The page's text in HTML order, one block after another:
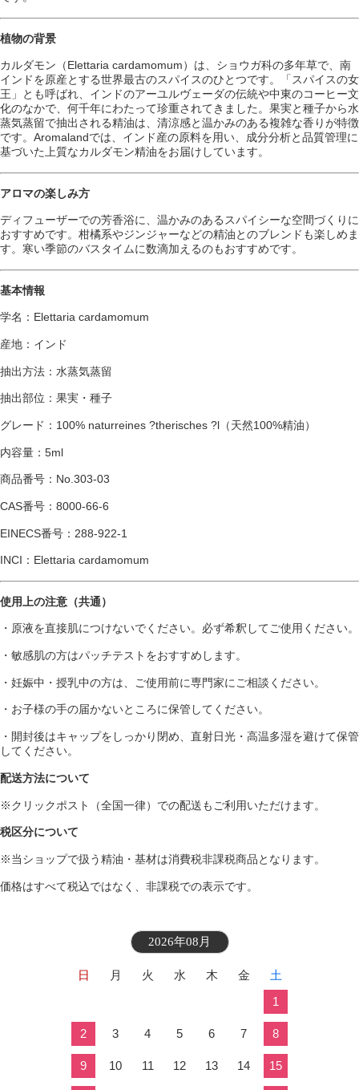
植物の背景
カルダモン（Elettaria cardamomum）は、ショウガ科の多年草で、南
インドを原産とする世界最古のスパイスのひとつです。「スパイスの女
王」とも呼ばれ、インドのアーユルヴェーダの伝統や中東のコーヒー文
化のなかで、何千年にわたって珍重されてきました。果実と種子から水
蒸気蒸留で抽出される精油は、清涼感と温かみのある複雑な香りが特徴
です。Aromalandでは、インド産の原料を用い、成分分析と品質管理に
基づいた上質なカルダモン精油をお届けしています。
アロマの楽しみ方
ディフューザーでの芳香浴に、温かみのあるスパイシーな空間づくりに
おすすめです。柑橘系やジンジャーなどの精油とのブレンドも楽しめま
す。寒い季節のバスタイムに数滴加えるのもおすすめです。
基本情報
学名：Elettaria cardamomum
産地：インド
抽出方法：水蒸気蒸留
抽出部位：果実・種子
グレード：100% naturreines ?therisches ?l（天然100%精油）
内容量：5ml
商品番号：No.303-03
CAS番号：8000-66-6
EINECS番号：288-922-1
INCI：Elettaria cardamomum
使用上の注意（共通）
・原液を直接肌につけないでください。必ず希釈してご使用ください。
・敏感肌の方はパッチテストをおすすめします。
・妊娠中・授乳中の方は、ご使用前に専門家にご相談ください。
・お子様の手の届かないところに保管してください。
・開封後はキャップをしっかり閉め、直射日光・高温多湿を避けて保管
してください。
配送方法について
※クリックポスト（全国一律）での配送もご利用いただけます。
税区分について
※当ショップで扱う精油・基材は消費税非課税商品となります。
価格はすべて税込ではなく、非課税での表示です。
2026年08月
日 月 火 水 木 金
土
1
2 3 4 5 6 7 8
9 10 11 12 13 14 15